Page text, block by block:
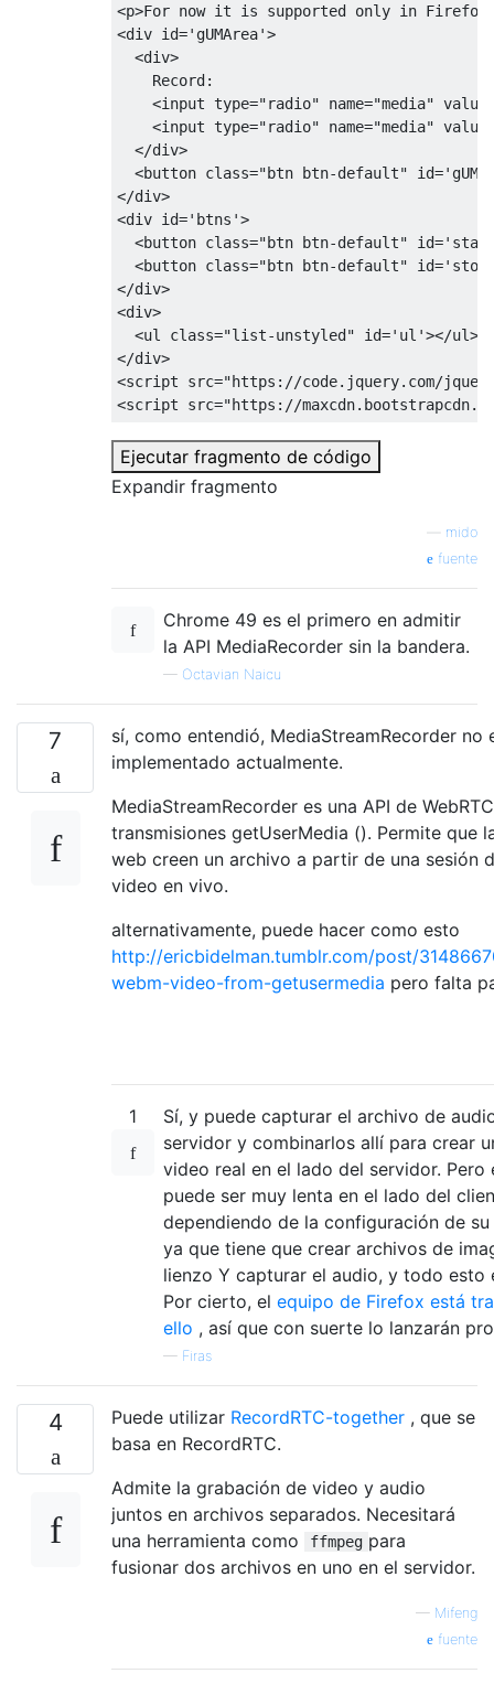
start.onclick = => {
  start.disabled =
  stop.removeAttribute(
  chunks = [];
  recorder.start();
stop.onclick =
  stop.disabled =
  recorder.stop();
  start.removeAttribute(
'disabled' );
}
function makeLink( ) {
let blob = new Blob(chunks, {
type: media.type
    }),
    url = URL.createObjectURL(blob),
);
  hf.href = url;
  hf.download =
`${counter++} ${media.ext}
  hf.innerHTML =
`donwload
  ul.appendChild(li);
}
<p>For now it is supported only in
<div id='gUMArea'>
<div>
    Record:
<input type="radio" name="media" value
<input type="radio" name="media" value
</div>
<button class="btn btn-default" id=
</div>
<div id='btns'>
<button class="btn btn-default" id=
<button class="btn btn-default" id=
</div>
<div>
<ul class="list-unstyled" id='ul'></ul>
</div>
<script src="https://code.jquery.com/
<script src="https://
Ejecutar fragmento de código
Expandir fragmento
mido
fuente
Chrome 49 es el primero en admitir
la API MediaRecorder sin la bandera.
— Octavian Naicu
7
sí, como entendió, MediaStreamRecorder no
implementado actualmente.
MediaStreamRecorder es una API de
transmisiones getUserMedia (). Permite que
web creen un archivo a partir de una sesión
video en vivo.
alternativamente, puede hacer como esto
http://ericbidelman.tumblr.com/post/
webm-video-from-getusermedia pero falta
1
Sí, y puede capturar el archivo de
servidor y combinarlos allí para crear
video real en el lado del servidor. Pero
puede ser muy lenta en el lado del
dependiendo de la configuración de
ya que tiene que crear archivos de
lienzo Y capturar el audio, y todo esto
Por cierto, el equipo de Firefox está
ello , así que con suerte lo lanzarán
— Firas
4 Puede utilizar RecordRTC-together , que se
basa en RecordRTC.
Admite la grabación de video y audio
juntos en archivos separados. Necesitará
una herramienta como
ffmpeg para
fusionar dos archivos en uno en el servidor.
— Mifeng
fuente